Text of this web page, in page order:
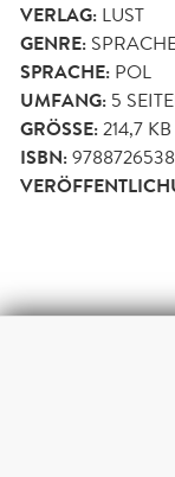
VERLAG: LUST
GENRE:
SPRACHE: POL
UMFANG: 5
GRÖSSE: 214,7 KB
ISBN: